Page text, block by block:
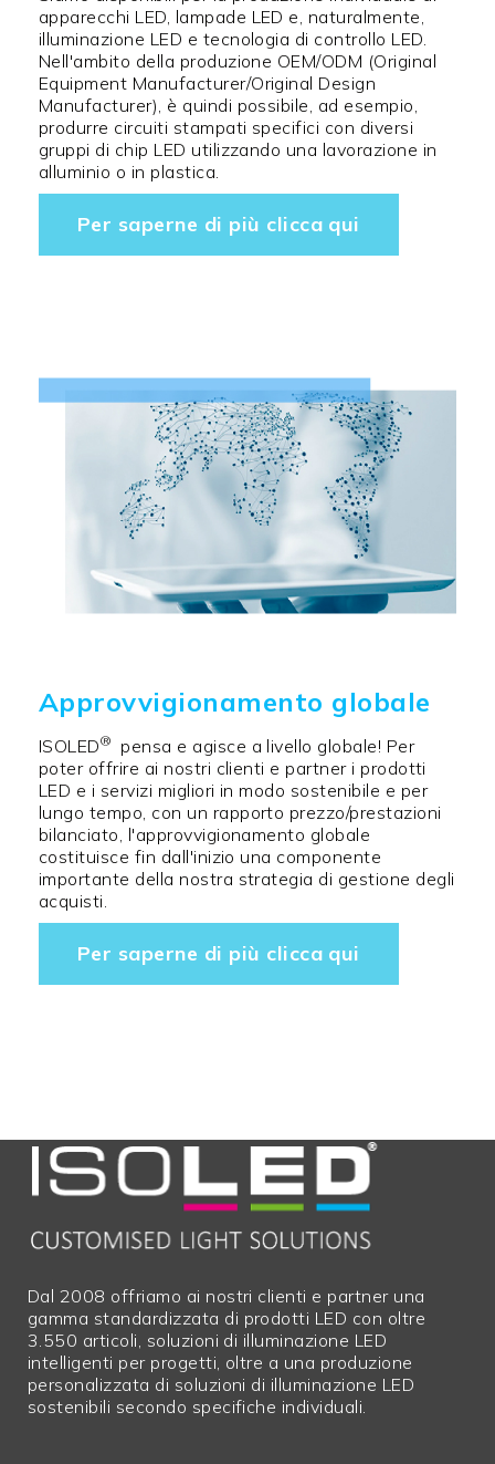
apparecchi LED, lampade LED e, naturalmente,
illuminazione LED e tecnologia di controllo LED.
Nell'ambito della produzione OEM/ODM (Original
Equipment Manufacturer/Original Design
Manufacturer), è quindi possibile, ad esempio,
produrre circuiti stampati specifici con diversi
gruppi di chip LED utilizzando una lavorazione in
alluminio o in plastica.
Per saperne di più clicca qui
Approvvigionamento globale
ISOLED®
pensa e agisce a livello globale! Per
poter offrire ai nostri clienti e partner i prodotti
LED e i servizi migliori in modo sostenibile e per
lungo tempo, con un rapporto prezzo/prestazioni
bilanciato, l'approvvigionamento globale
costituisce fin dall'inizio una componente
importante della nostra strategia di gestione degli
acquisti.
Per saperne di più clicca qui
Dal 2008 offriamo ai nostri clienti e partner una
gamma standardizzata di prodotti LED con oltre
3.550 articoli, soluzioni di illuminazione LED
intelligenti per progetti, oltre a una produzione
personalizzata di soluzioni di illuminazione LED
sostenibili secondo specifiche individuali.